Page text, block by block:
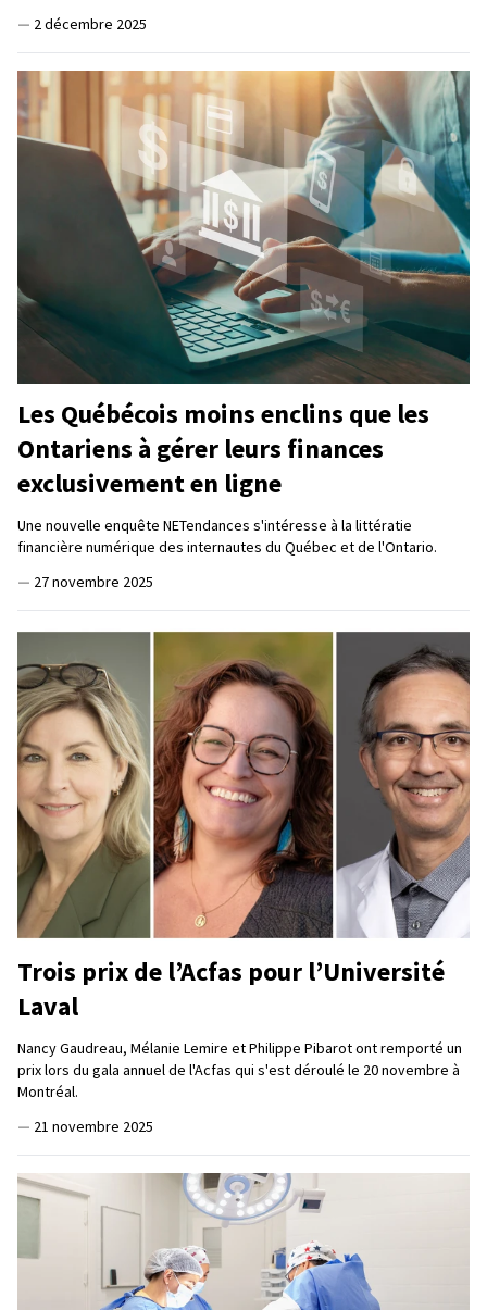
— 2 décembre 2025
Les Québécois moins enclins que les
Ontariens à gérer leurs finances
exclusivement en ligne
Une nouvelle enquête NETendances s'intéresse à la littératie
financière numérique des internautes du Québec et de l'Ontario.
— 27 novembre 2025
Trois prix de l’Acfas pour l’Université
Laval
Nancy Gaudreau, Mélanie Lemire et Philippe Pibarot ont remporté un
prix lors du gala annuel de l'Acfas qui s'est déroulé le 20 novembre à
Montréal.
— 21 novembre 2025